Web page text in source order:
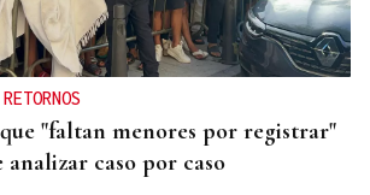
"faltan menores por registrar"
caso por caso